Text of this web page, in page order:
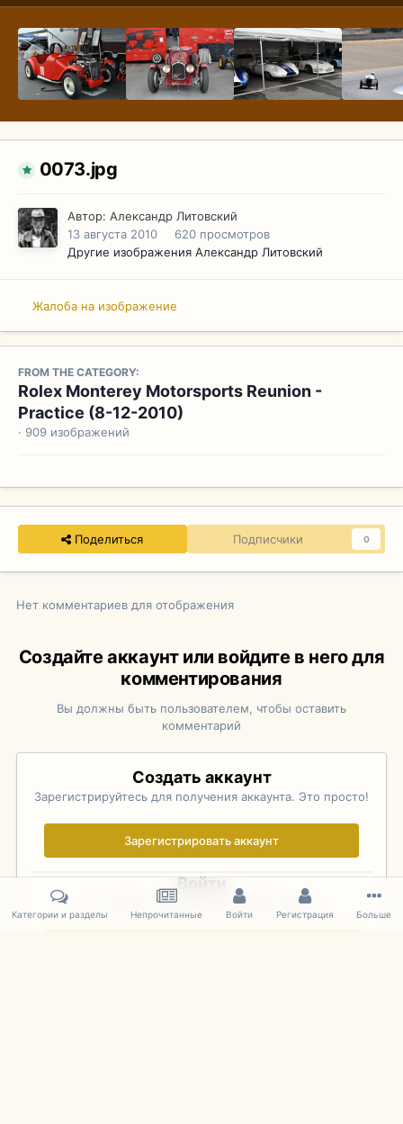
0073.jpg
Автор: Александр Литовский
13 августа 2010
620 просмотров
Другие изображения Александр Литовский
Жалоба на изображение
FROM THE CATEGORY:
Rolex Monterey Motorsports Reunion -
Practice (8-12-2010)
· 909 изображений
Поделиться Подписчики 0
Нет комментариев для отображения
Создайте аккаунт или войдите в него для
комментирования
Вы должны быть пользователем, чтобы оставить
комментарий
Создать аккаунт
Зарегистрируйтесь для получения аккаунта. Это просто!
Зарегистрировать аккаунт
Войти
Уже зарегистрированы? Войдите здесь.
Категории и разделы Непрочитанные Войти Регистрация Больше